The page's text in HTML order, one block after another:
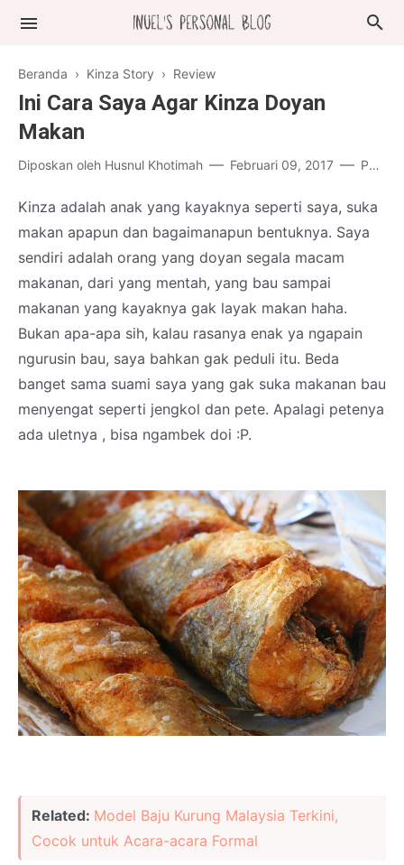
Beranda › Kinza Story › Review
Ini Cara Saya Agar Kinza Doyan
Makan
Diposkan oleh Husnul Khotimah Februari 09, 2017 Posting Komentar
Kinza adalah anak yang kayaknya seperti saya, suka
makan apapun dan bagaimanapun bentuknya. Saya
sendiri adalah orang yang doyan segala macam
makanan, dari yang mentah, yang bau sampai
makanan yang kayaknya gak layak makan haha.
Bukan apa-apa sih, kalau rasanya enak ya ngapain
ngurusin bau, saya bahkan gak peduli itu. Beda
banget sama suami saya yang gak suka makanan bau
menyengat seperti jengkol dan pete. Apalagi petenya
ada uletnya , bisa ngambek doi :P.
Related: Model Baju Kurung Malaysia Terkini,
Cocok untuk Acara-acara Formal